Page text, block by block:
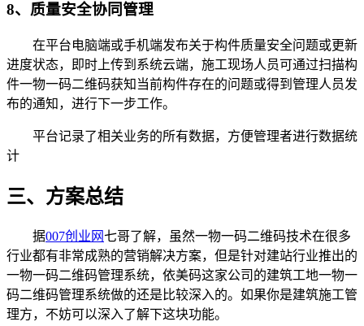
8、质量安全协同管理
在平台电脑端或手机端发布关于构件质量安全问题或更新
进度状态，即时上传到系统云端，施工现场人员可通过扫描构
件一物一码二维码获知当前构件存在的问题或得到管理人员发
布的通知，进行下一步工作。
平台记录了相关业务的所有数据，方便管理者进行数据统
计
三、方案总结
据007创业网七哥了解，虽然一物一码二维码技术在很多
行业都有非常成熟的营销解决方案，但是针对建站行业推出的
一物一码二维码管理系统，依美码这家公司的建筑工地一物一
码二维码管理系统做的还是比较深入的。如果你是建筑施工管
理方，不妨可以深入了解下这块功能。